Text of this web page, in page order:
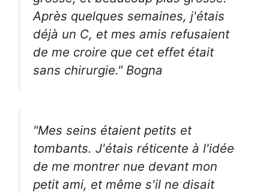
Après quelques semaines, j'étais
déjà un C, et mes amis refusaient
de me croire que cet effet était
sans chirurgie." Bogna
"Mes seins étaient petits et
tombants. J'étais réticente à l'idée
de me montrer nue devant mon
petit ami, et même s'il ne disait